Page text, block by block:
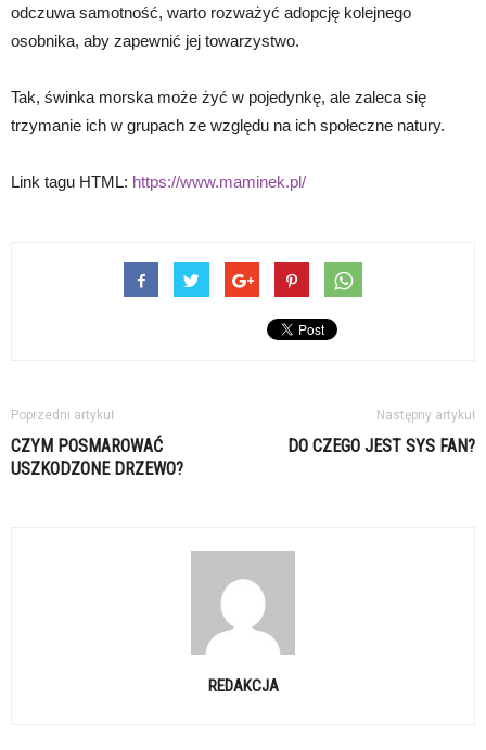
odczuwa samotność, warto rozważyć adopcję kolejnego
osobnika, aby zapewnić jej towarzystwo.
Tak, świnka morska może żyć w pojedynkę, ale zaleca się
trzymanie ich w grupach ze względu na ich społeczne natury.
Link tagu HTML: https://www.maminek.pl/
Poprzedni artykuł
CZYM POSMAROWAĆ
USZKODZONE DRZEWO?
Następny artykuł
DO CZEGO JEST SYS FAN?
REDAKCJA